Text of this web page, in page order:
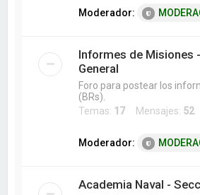
Moderador:
Informes de Misiones
General
Foro para postear los
(BRs).
Temas: 17Mensajes: 52
Moderador:
Academia Naval -